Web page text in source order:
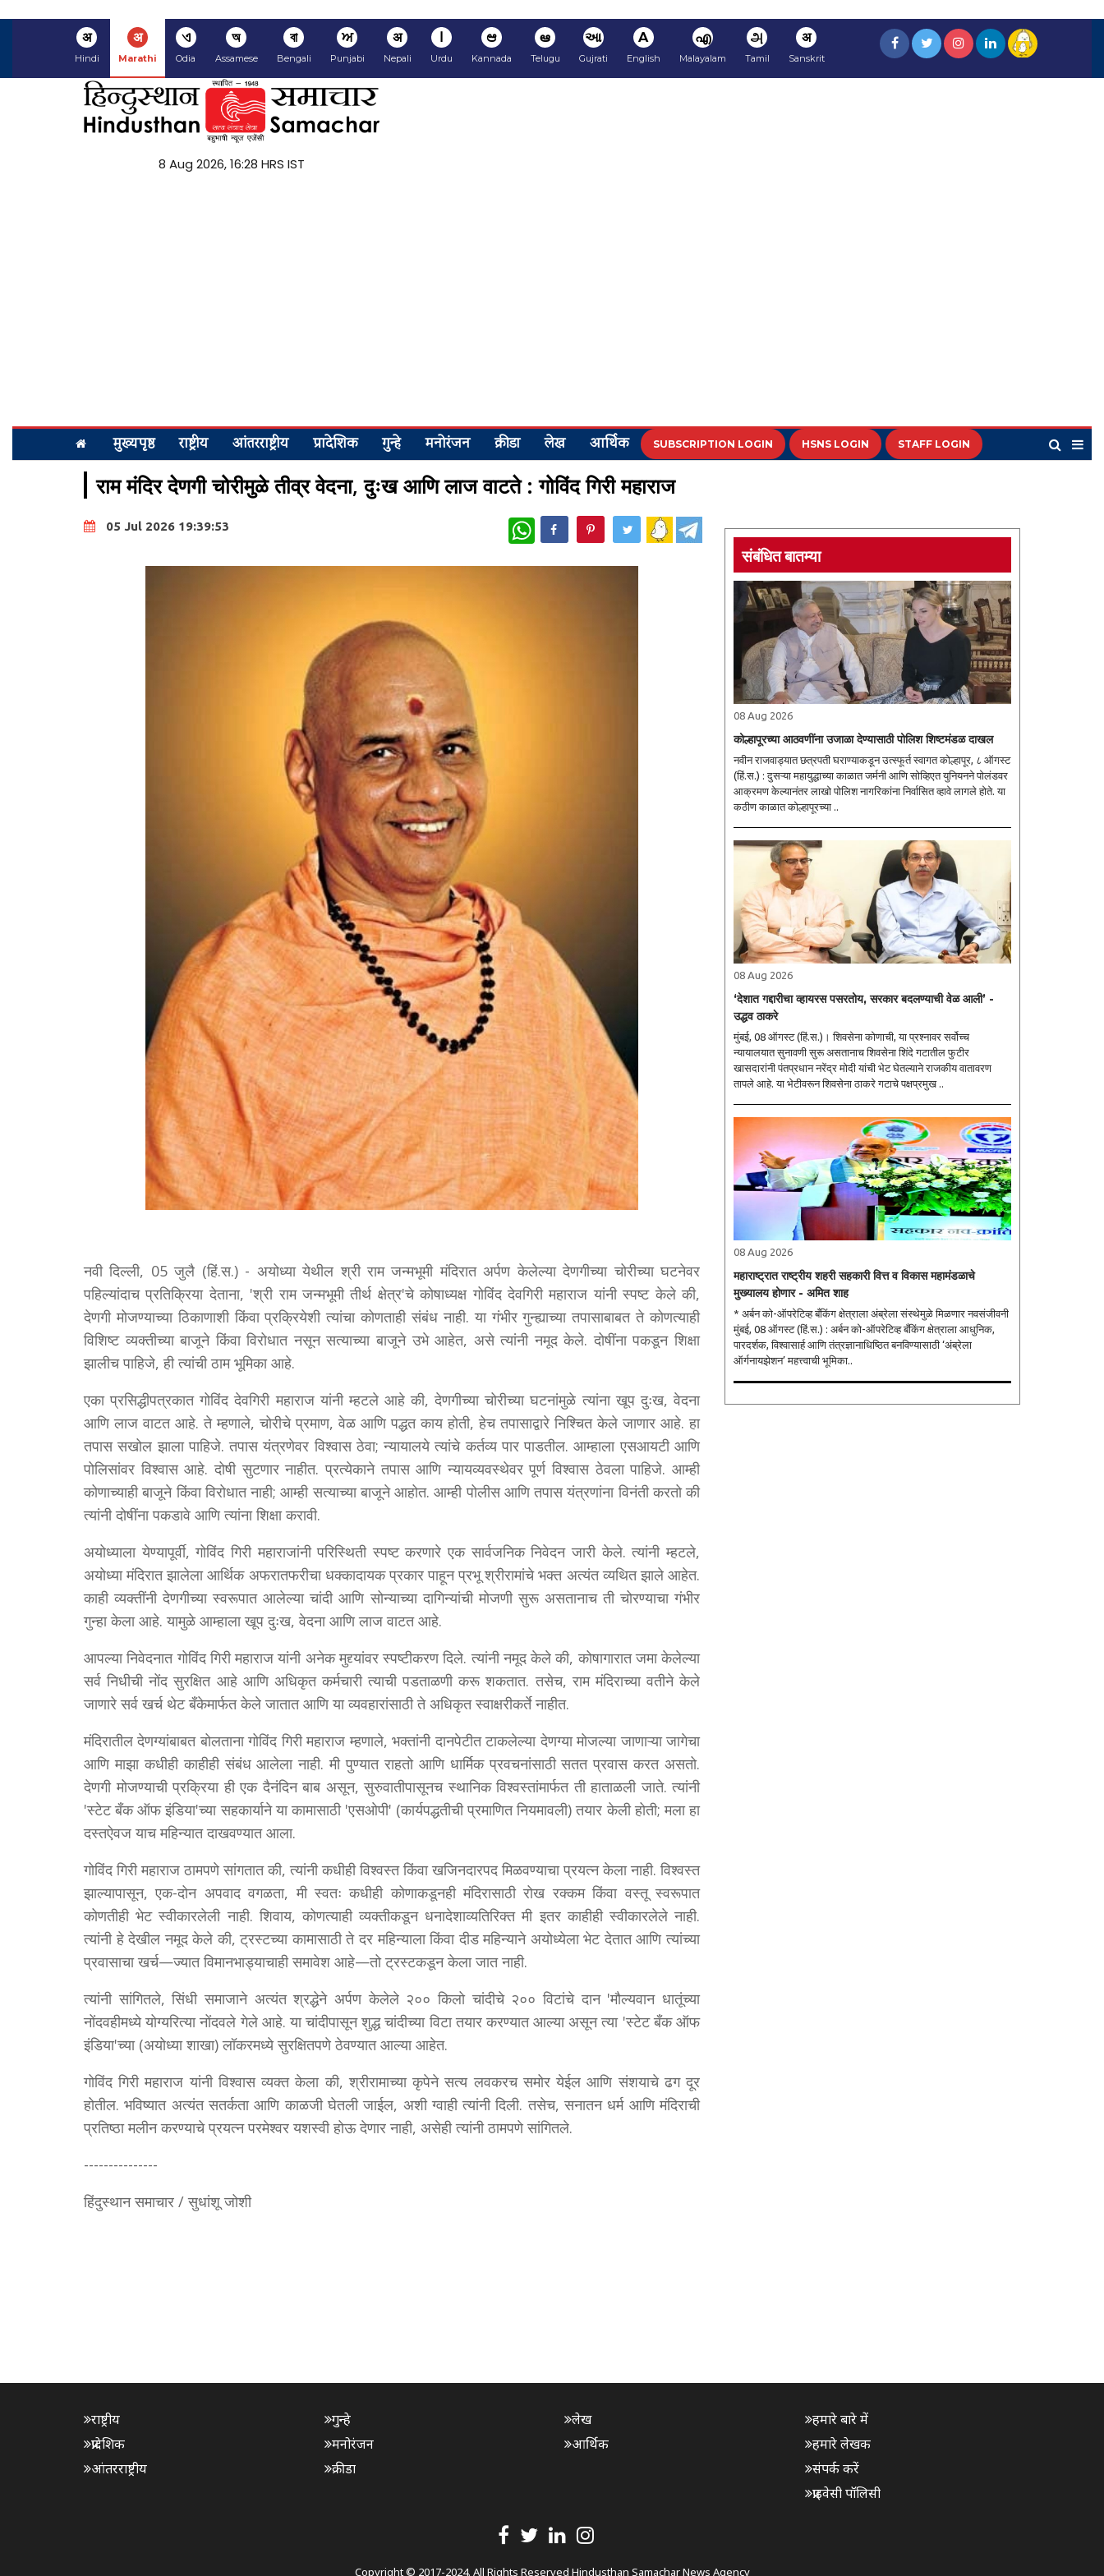
अ
Hindi
अ
Marathi
ଏ
Odia
অ
Assamese
বা
Bengali
ਅ
Punjabi
अ
Nepali
ا
Urdu
ಆ
Kannada
ఆ
Telugu
આ
Gujrati
A
English
എ
Malayalam
அ
Tamil
अ
Sanskrit
8 Aug 2026, 16:28 HRS IST
मुख्यपृष्ठ राष्ट्रीय आंतरराष्ट्रीय प्रादेशिक गुन्हे मनोरंजन क्रीडा लेख आर्थिक SUBSCRIPTION LOGIN HSNS LOGIN STAFF LOGIN
राम मंदिर देणगी चोरीमुळे तीव्र वेदना, दुःख आणि लाज वाटते : गोविंद गिरी महाराज
05 Jul 2026 19:39:53 WhatsApp
नवी दिल्ली, 05 जुलै (हिं.स.) - अयोध्या येथील श्री राम जन्मभूमी मंदिरात अर्पण केलेल्या देणगीच्या चोरीच्या घटनेवर
पहिल्यांदाच प्रतिक्रिया देताना, 'श्री राम जन्मभूमी तीर्थ क्षेत्र'चे कोषाध्यक्ष गोविंद देवगिरी महाराज यांनी स्पष्ट केले की,
देणगी मोजण्याच्या ठिकाणाशी किंवा प्रक्रियेशी त्यांचा कोणताही संबंध नाही. या गंभीर गुन्ह्याच्या तपासाबाबत ते कोणत्याही
विशिष्ट व्यक्तीच्या बाजूने किंवा विरोधात नसून सत्याच्या बाजूने उभे आहेत, असे त्यांनी नमूद केले. दोषींना पकडून शिक्षा
झालीच पाहिजे, ही त्यांची ठाम भूमिका आहे.
एका प्रसिद्धीपत्रकात गोविंद देवगिरी महाराज यांनी म्हटले आहे की, देणगीच्या चोरीच्या घटनांमुळे त्यांना खूप दुःख, वेदना
आणि लाज वाटत आहे. ते म्हणाले, चोरीचे प्रमाण, वेळ आणि पद्धत काय होती, हेच तपासाद्वारे निश्चित केले जाणार आहे. हा
तपास सखोल झाला पाहिजे. तपास यंत्रणेवर विश्वास ठेवा; न्यायालये त्यांचे कर्तव्य पार पाडतील. आम्हाला एसआयटी आणि
पोलिसांवर विश्वास आहे. दोषी सुटणार नाहीत. प्रत्येकाने तपास आणि न्यायव्यवस्थेवर पूर्ण विश्वास ठेवला पाहिजे. आम्ही
कोणाच्याही बाजूने किंवा विरोधात नाही; आम्ही सत्याच्या बाजूने आहोत. आम्ही पोलीस आणि तपास यंत्रणांना विनंती करतो की
त्यांनी दोषींना पकडावे आणि त्यांना शिक्षा करावी.
अयोध्याला येण्यापूर्वी, गोविंद गिरी महाराजांनी परिस्थिती स्पष्ट करणारे एक सार्वजनिक निवेदन जारी केले. त्यांनी म्हटले,
अयोध्या मंदिरात झालेला आर्थिक अफरातफरीचा धक्कादायक प्रकार पाहून प्रभू श्रीरामांचे भक्त अत्यंत व्यथित झाले आहेत.
काही व्यक्तींनी देणगीच्या स्वरूपात आलेल्या चांदी आणि सोन्याच्या दागिन्यांची मोजणी सुरू असतानाच ती चोरण्याचा गंभीर
गुन्हा केला आहे. यामुळे आम्हाला खूप दुःख, वेदना आणि लाज वाटत आहे.
आपल्या निवेदनात गोविंद गिरी महाराज यांनी अनेक मुद्द्यांवर स्पष्टीकरण दिले. त्यांनी नमूद केले की, कोषागारात जमा केलेल्या
सर्व निधीची नोंद सुरक्षित आहे आणि अधिकृत कर्मचारी त्याची पडताळणी करू शकतात. तसेच, राम मंदिराच्या वतीने केले
जाणारे सर्व खर्च थेट बँकेमार्फत केले जातात आणि या व्यवहारांसाठी ते अधिकृत स्वाक्षरीकर्ते नाहीत.
मंदिरातील देणग्यांबाबत बोलताना गोविंद गिरी महाराज म्हणाले, भक्तांनी दानपेटीत टाकलेल्या देणग्या मोजल्या जाणाऱ्या जागेचा
आणि माझा कधीही काहीही संबंध आलेला नाही. मी पुण्यात राहतो आणि धार्मिक प्रवचनांसाठी सतत प्रवास करत असतो.
देणगी मोजण्याची प्रक्रिया ही एक दैनंदिन बाब असून, सुरुवातीपासूनच स्थानिक विश्वस्तांमार्फत ती हाताळली जाते. त्यांनी
'स्टेट बँक ऑफ इंडिया'च्या सहकार्याने या कामासाठी 'एसओपी' (कार्यपद्धतीची प्रमाणित नियमावली) तयार केली होती; मला हा
दस्तऐवज याच महिन्यात दाखवण्यात आला.
गोविंद गिरी महाराज ठामपणे सांगतात की, त्यांनी कधीही विश्वस्त किंवा खजिनदारपद मिळवण्याचा प्रयत्न केला नाही. विश्वस्त
झाल्यापासून, एक-दोन अपवाद वगळता, मी स्वतः कधीही कोणाकडूनही मंदिरासाठी रोख रक्कम किंवा वस्तू स्वरूपात
कोणतीही भेट स्वीकारलेली नाही. शिवाय, कोणत्याही व्यक्तीकडून धनादेशाव्यतिरिक्त मी इतर काहीही स्वीकारलेले नाही.
त्यांनी हे देखील नमूद केले की, ट्रस्टच्या कामासाठी ते दर महिन्याला किंवा दीड महिन्याने अयोध्येला भेट देतात आणि त्यांच्या
प्रवासाचा खर्च—ज्यात विमानभाड्याचाही समावेश आहे—तो ट्रस्टकडून केला जात नाही.
त्यांनी सांगितले, सिंधी समाजाने अत्यंत श्रद्धेने अर्पण केलेले २०० किलो चांदीचे २०० विटांचे दान 'मौल्यवान धातूंच्या
नोंदवहीमध्ये योग्यरित्या नोंदवले गेले आहे. या चांदीपासून शुद्ध चांदीच्या विटा तयार करण्यात आल्या असून त्या 'स्टेट बँक ऑफ
इंडिया'च्या (अयोध्या शाखा) लॉकरमध्ये सुरक्षितपणे ठेवण्यात आल्या आहेत.
गोविंद गिरी महाराज यांनी विश्वास व्यक्त केला की, श्रीरामाच्या कृपेने सत्य लवकरच समोर येईल आणि संशयाचे ढग दूर
होतील. भविष्यात अत्यंत सतर्कता आणि काळजी घेतली जाईल, अशी ग्वाही त्यांनी दिली. तसेच, सनातन धर्म आणि मंदिराची
प्रतिष्ठा मलीन करण्याचे प्रयत्न परमेश्वर यशस्वी होऊ देणार नाही, असेही त्यांनी ठामपणे सांगितले.
---------------
हिंदुस्थान समाचार / सुधांशू जोशी
संबंधित बातम्या
08 Aug 2026
कोल्हापूरच्या आठवणींना उजाळा देण्यासाठी पोलिश शिष्टमंडळ दाखल
नवीन राजवाड्यात छत्रपती घराण्याकडून उत्स्फूर्त स्वागत कोल्हापूर, ८ ऑगस्ट
(हिं.स.) : दुसऱ्या महायुद्धाच्या काळात जर्मनी आणि सोव्हिएत युनियनने पोलंडवर
आक्रमण केल्यानंतर लाखो पोलिश नागरिकांना निर्वासित व्हावे लागले होते. या
कठीण काळात कोल्हापूरच्या ..
08 Aug 2026
‘देशात गद्दारीचा व्हायरस पसरतोय, सरकार बदलण्याची वेळ आली’ -
उद्धव ठाकरे
मुंबई, 08 ऑगस्ट (हिं.स.)। शिवसेना कोणाची, या प्रश्नावर सर्वोच्च
न्यायालयात सुनावणी सुरू असतानाच शिवसेना शिंदे गटातील फुटीर
खासदारांनी पंतप्रधान नरेंद्र मोदी यांची भेट घेतल्याने राजकीय वातावरण
तापले आहे. या भेटीवरून शिवसेना ठाकरे गटाचे पक्षप्रमुख ..
08 Aug 2026
महाराष्ट्रात राष्ट्रीय शहरी सहकारी वित्त व विकास महामंडळाचे
मुख्यालय होणार - अमित शाह
* अर्बन को-ऑपरेटिव्ह बँकिंग क्षेत्राला अंब्रेला संस्थेमुळे मिळणार नवसंजीवनी
मुंबई, 08 ऑगस्ट (हिं.स.) : अर्बन को-ऑपरेटिव्ह बँकिंग क्षेत्राला आधुनिक,
पारदर्शक, विश्वासार्ह आणि तंत्रज्ञानाधिष्ठित बनविण्यासाठी ‘अंब्रेला
ऑर्गनायझेशन’ महत्त्वाची भूमिका..
राष्ट्रीय
प्रादेशिक
आंतरराष्ट्रीय
गुन्हे
मनोरंजन
क्रीडा
लेख
आर्थिक
हमारे बारे में
हमारे लेखक
संपर्क करें
प्राइवेसी पॉलिसी
Copyright © 2017-2024. All Rights Reserved Hindusthan Samachar News Agency